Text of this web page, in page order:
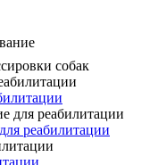
собак
реабилитации